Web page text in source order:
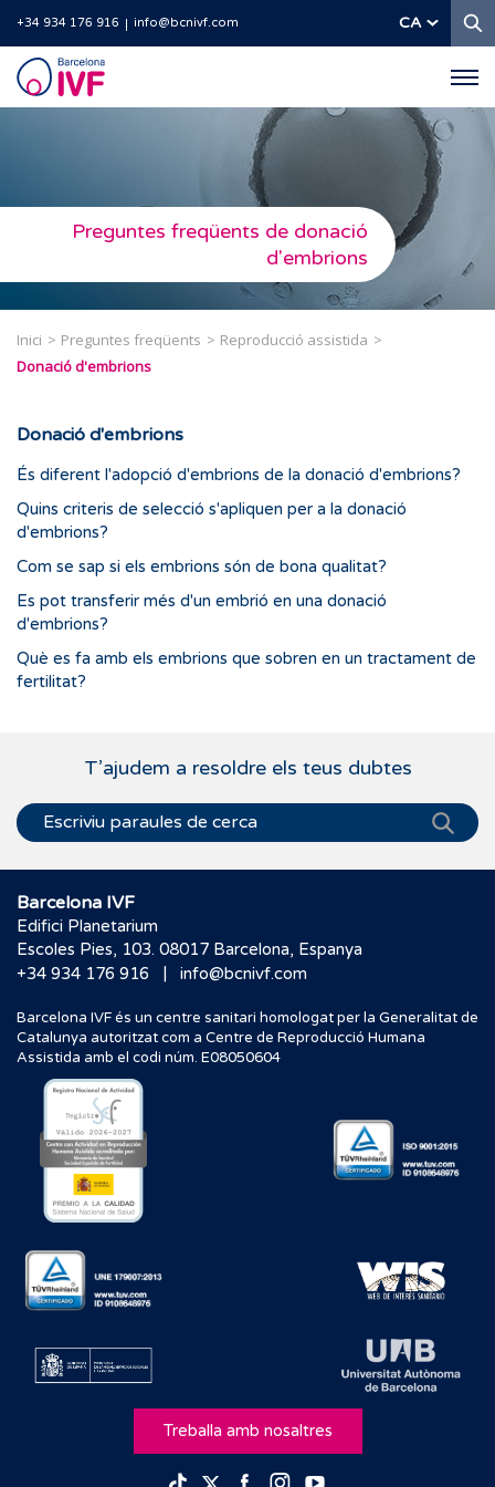
+34 934 176 916 info@bcnivf.com CA
Barcelona
IVF
Preguntes freqüents de donació
d'embrions
Inici Preguntes freqüents
Reproducció assistida
Donació d'embrions
Donació d'embrions
És diferent l'adopció d'embrions de la donació d'embrions?
Quins criteris de selecció s'apliquen per a la donació
d'embrions?
Com se sap si els embrions són de bona qualitat?
Es pot transferir més d'un embrió en una donació
d'embrions?
Què es fa amb els embrions que sobren en un tractament de
fertilitat?
T’ajudem a resoldre els teus dubtes
Barcelona IVF
Edifici Planetarium
Escoles Pies, 103. 08017 Barcelona, Espanya
+34 934 176 916
| info@bcnivf.com
Barcelona IVF és un centre sanitari homologat per la Generalitat de
Catalunya autoritzat com a Centre de Reproducció Humana
Assistida amb el codi núm. E08050604
Treballa amb nosaltres
Facebook
Instagram